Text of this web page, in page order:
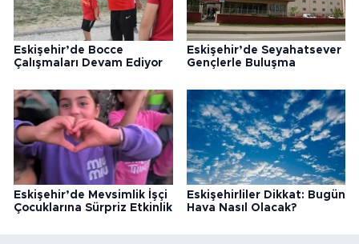
Eskişehir’de Bocce
Çalışmaları Devam Ediyor
Eskişehir’de Seyahatsever
Gençlerle Buluşma
Eskişehir’de Mevsimlik İşçi
Çocuklarına Sürpriz Etkinlik
Eskişehirliler Dikkat: Bugün
Hava Nasıl Olacak?